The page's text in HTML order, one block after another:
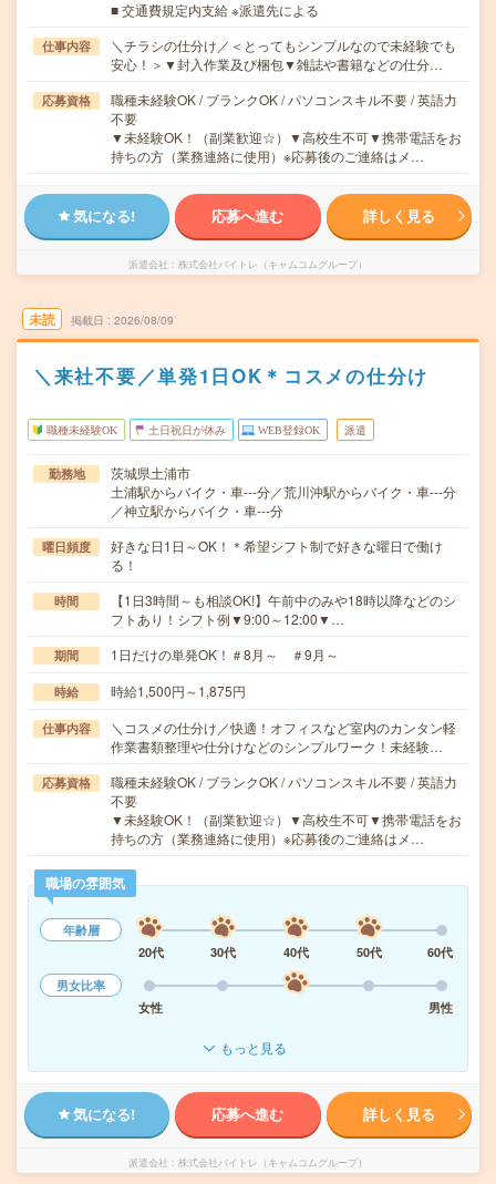
■ 交通費規定内支給 ※派遣先による
仕事内容
＼チラシの仕分け／＜とってもシンプルなので未経験でも
安心！＞▼封入作業及び梱包▼雑誌や書籍などの仕分…
応募資格
職種未経験OK / ブランクOK / パソコンスキル不要 / 英語力
不要
▼未経験OK！（副業歓迎☆）▼高校生不可▼携帯電話をお
持ちの方（業務連絡に使用）※応募後のご連絡はメ…
気になる! 応募へ進む 詳しく見る
派遣会社 株式会社バイトレ（キャムコムグループ）
未読 掲載日 2026/08/09
＼来社不要／単発1日OK＊コスメの仕分け
職種未経験OK 土日祝日が休み WEB登録OK 派遣
勤務地
茨城県土浦市
土浦駅からバイク・車---分／荒川沖駅からバイク・車---分
／神立駅からバイク・車---分
曜日頻度
好きな日1日～OK！＊希望シフト制で好きな曜日で働け
る！
時間
【1日3時間～も相談OK!】午前中のみや18時以降などのシ
フトあり！シフト例▼9:00～12:00▼…
期間 1日だけの単発OK！＃8月～ ＃9月～
時給 時給1,500円～1,875円
仕事内容
＼コスメの仕分け／快適！オフィスなど室内のカンタン軽
作業書類整理や仕分けなどのシンプルワーク！未経験…
応募資格
職種未経験OK / ブランクOK / パソコンスキル不要 / 英語力
不要
▼未経験OK！（副業歓迎☆）▼高校生不可▼携帯電話をお
持ちの方（業務連絡に使用）※応募後のご連絡はメ…
職場の雰囲気
年齢層
20代
30代 40代 50代
60代
男女比率
女性
男性
もっと見る
気になる! 応募へ進む 詳しく見る
派遣会社 株式会社バイトレ（キャムコムグループ）